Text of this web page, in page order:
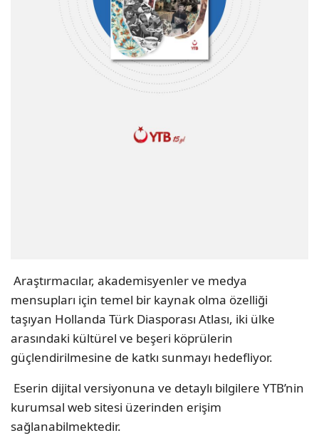
Araştırmacılar, akademisyenler ve medya
mensupları için temel bir kaynak olma özelliği
taşıyan Hollanda Türk Diasporası Atlası, iki ülke
arasındaki kültürel ve beşeri köprülerin
güçlendirilmesine de katkı sunmayı hedefliyor.
Eserin dijital versiyonuna ve detaylı bilgilere YTB’nin
kurumsal web sitesi üzerinden erişim
sağlanabilmektedir.